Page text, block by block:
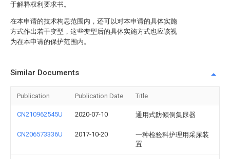
于解释权利要求书。
在本申请的技术构思范围内，还可以对本申请的具体实施
方式作出若干变型，这些变型后的具体实施方式也应该视
为在本申请的保护范围内。
Similar Documents
Publication Publication Date Title
CN210962545U 2020-07-10 通用式防倾倒集尿器
CN206573336U 2017-10-20
一种检验科护理用采尿装
置